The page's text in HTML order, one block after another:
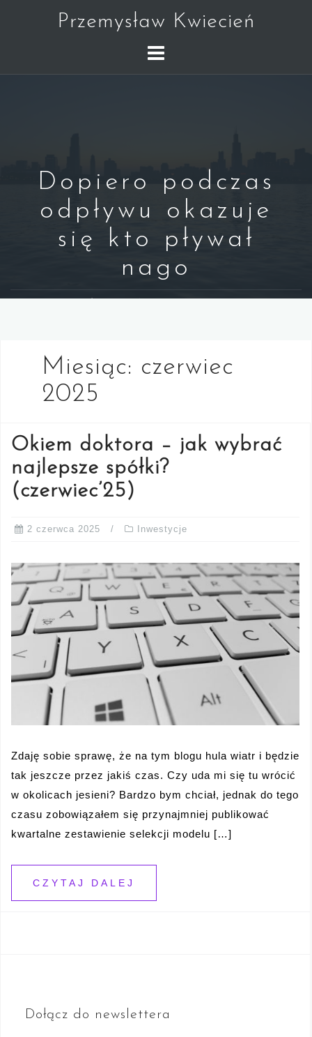
Przemysław Kwiecień
Dopiero podczas
odpływu okazuje
się kto pływał
nago
Miesiąc: czerwiec
2025
Okiem doktora – jak wybrać
najlepsze spółki?
(czerwiec’25)
2 czerwca 2025 Inwestycje
Zdaję sobie sprawę, że na tym blogu hula wiatr i będzie
tak jeszcze przez jakiś czas. Czy uda mi się tu wrócić
w okolicach jesieni? Bardzo bym chciał, jednak do tego
czasu zobowiązałem się przynajmniej publikować
kwartalne zestawienie selekcji modelu […]
CZYTAJ DALEJ
Dołącz do newslettera